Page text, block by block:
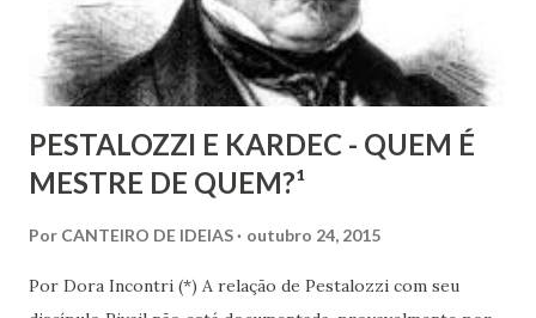
PESTALOZZI E KARDEC - QUEM É
MESTRE DE QUEM?¹
Por CANTEIRO DE IDEIAS outubro 24, 2015
Por Dora Incontri (*) A relação de Pestalozzi com seu